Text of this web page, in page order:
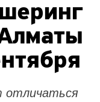
отличаться